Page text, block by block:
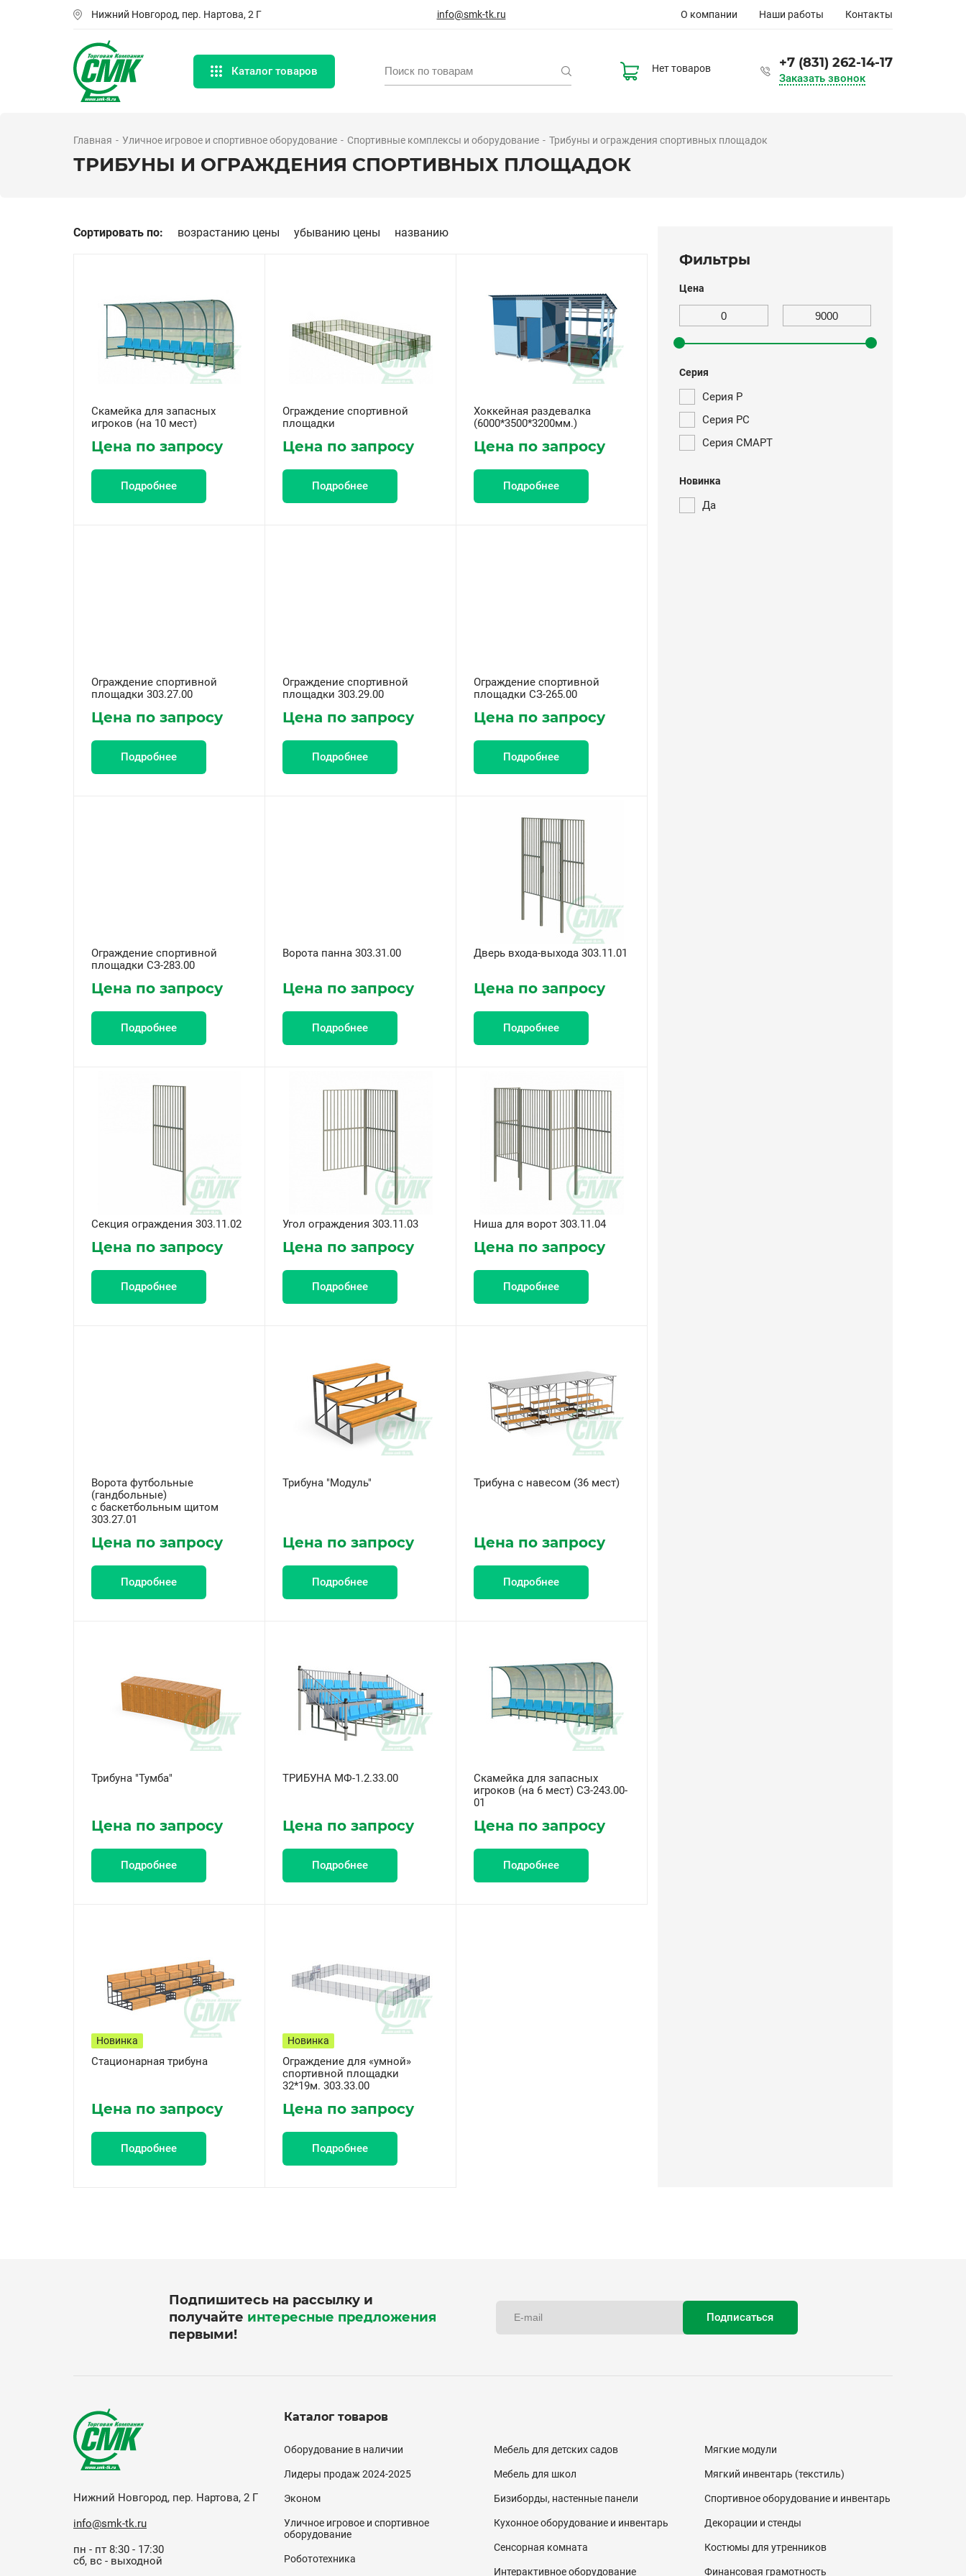
Нижний Новгород, пер. Нартова, 2 Г info@smk-tk.ru
Основная
О компании Наши работы Контакты
Каталог товаров Нет товаров +7 (831) 262-14-17
Заказать звонок
Главная Уличное игровое и спортивное оборудование Спортивные комплексы и оборудование Трибуны и ограждения спортивных площадок
ТРИБУНЫ И ОГРАЖДЕНИЯ СПОРТИВНЫХ ПЛОЩАДОК
Сортировать по: возрастанию цены убыванию цены названию
Скамейка для запасных
игроков (на 10 мест)
Цена по запросу
Подробнее
Ограждение спортивной
площадки
Цена по запросу
Подробнее
Хоккейная раздевалка
(6000*3500*3200мм.)
Цена по запросу
Подробнее
Ограждение спортивной
площадки 303.27.00
Цена по запросу
Подробнее
Ограждение спортивной
площадки 303.29.00
Цена по запросу
Подробнее
Ограждение спортивной
площадки СЗ-265.00
Цена по запросу
Подробнее
Ограждение спортивной
площадки СЗ-283.00
Цена по запросу
Подробнее
Ворота панна 303.31.00
Цена по запросу
Подробнее
Дверь входа-выхода 303.11.01
Цена по запросу
Подробнее
Секция ограждения 303.11.02
Цена по запросу
Подробнее
Угол ограждения 303.11.03
Цена по запросу
Подробнее
Ниша для ворот 303.11.04
Цена по запросу
Подробнее
Ворота футбольные
(гандбольные)
с баскетбольным щитом
303.27.01
Цена по запросу
Подробнее
Трибуна "Модуль"
Цена по запросу
Подробнее
Трибуна с навесом (36 мест)
Цена по запросу
Подробнее
Трибуна "Тумба"
Цена по запросу
Подробнее
ТРИБУНА МФ-1.2.33.00
Цена по запросу
Подробнее
Скамейка для запасных
игроков (на 6 мест) СЗ-243.00-
01
Цена по запросу
Подробнее
Новинка
Стационарная трибуна
Цена по запросу
Подробнее
Новинка
Ограждение для «умной»
спортивной площадки
32*19м. 303.33.00
Цена по запросу
Подробнее
Фильтры
Цена
Серия
Серия Р
Серия РС
Серия СМАРТ
Новинка
Да
Подпишитесь на рассылку и
получайте интересные предложения
первыми!
Нижний Новгород, пер. Нартова, 2 Г
info@smk-tk.ru
пн - пт 8:30 - 17:30
сб, вс - выходной
Каталог товаров
Каталог
(подвал)
Оборудование в наличии
Лидеры продаж 2024-2025
Эконом
Уличное игровое и спортивное
оборудование
Робототехника
Мебель для детских садов
Мебель для школ
Бизиборды, настенные панели
Кухонное оборудование и инвентарь
Сенсорная комната
Интерактивное оборудование
Мягкие модули
Мягкий инвентарь (текстиль)
Спортивное оборудование и инвентарь
Декорации и стенды
Костюмы для утренников
Финансовая грамотность